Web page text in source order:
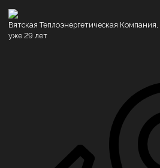
Вятская Теплоэнергетическая Компания,
уже 29 лет